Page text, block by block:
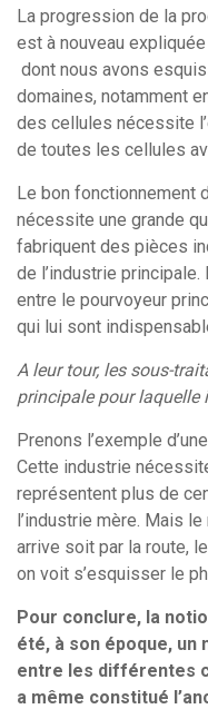
La progression de la
est à nouveau
dont nous avons
domaines, notamment
des cellules nécessite
de toutes les cellules
Le bon fonctionnement
nécessite une grande
fabriquent des pièces
de l’industrie
entre le pourvoyeur
qui lui sont
A leur tour, les sous-
principale pour laquelle
Prenons l’exemple
Cette industrie
représentent plus de
l’industrie mère. Mais
arrive soit par la route,
on voit s’esquisser le
Pour conclure, la
été, à son époque,
entre les différentes
a même constitué